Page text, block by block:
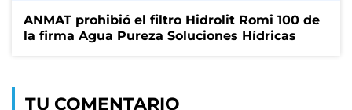
ANMAT prohibió el filtro Hidrolit Romi 100 de
la firma Agua Pureza Soluciones Hídricas
TU COMENTARIO